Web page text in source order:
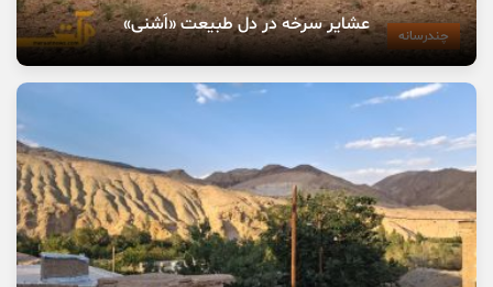
چندرسانه عشایر سرخه در دل طبیعت «اَشنی»